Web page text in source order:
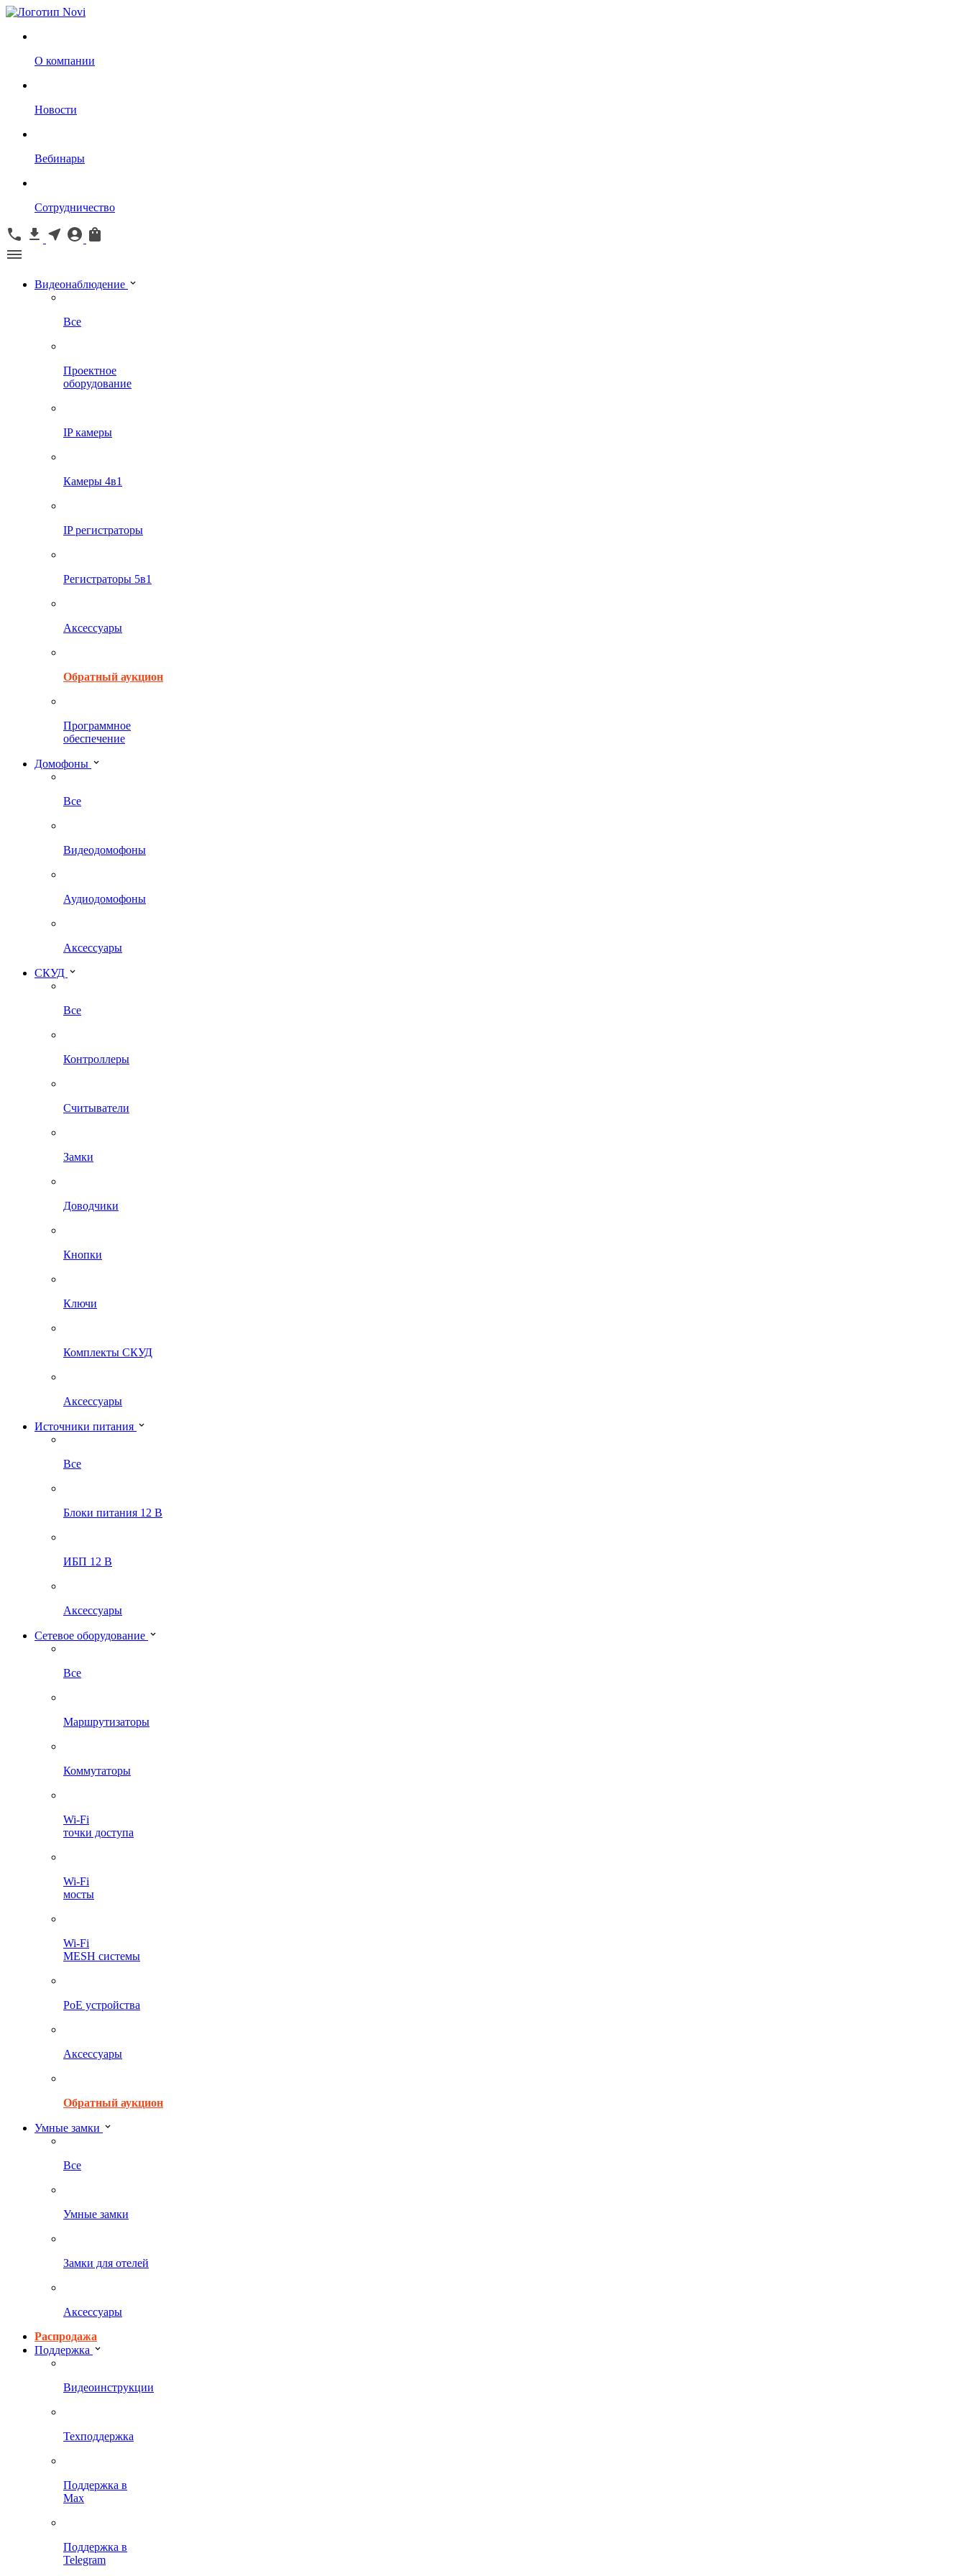
О компании
Новости
Вебинары
Сотрудничество
Видеонаблюдение
Все
Проектное
оборудование
IP камеры
Камеры 4в1
IP регистраторы
Регистраторы 5в1
Аксессуары
Обратный аукцион
Программное
обеспечение
Домофоны
Все
Видеодомофоны
Аудиодомофоны
Аксессуары
СКУД
Все
Контроллеры
Считыватели
Замки
Доводчики
Кнопки
Ключи
Комплекты СКУД
Аксессуары
Источники питания
Все
Блоки питания 12 В
ИБП 12 В
Аксессуары
Сетевое оборудование
Все
Маршрутизаторы
Коммутаторы
Wi-Fi
точки доступа
Wi-Fi
мосты
Wi-Fi
MESH системы
PoE устройства
Аксессуары
Обратный аукцион
Умные замки
Все
Умные замки
Замки для отелей
Аксессуары
Распродажа
Поддержка
Видеоинструкции
Техподдержка
Поддержка в
Max
Поддержка в
Telegram